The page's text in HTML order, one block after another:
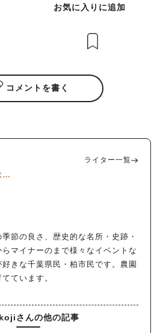
お気に入りに追加
コメントを書く
ライター一覧
…
節の良さ、歴史的な名所・史跡・
マイナーのまで様々なイベントな
きな千葉県民・柏市民です。農園
ています。
さんの他の記事